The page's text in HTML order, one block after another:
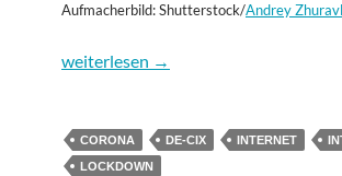
Aufmacherbild: Shutterstock/Andrey
Der Lockdown-Effekt: Wie Corona
weiterlesen →
CORONA DE-CIX INTERNET
LOCKDOWN